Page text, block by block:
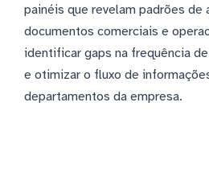
painéis que revelam padrões de
documentos comerciais e
identificar gaps na frequência
e otimizar o fluxo de
departamentos da empresa.